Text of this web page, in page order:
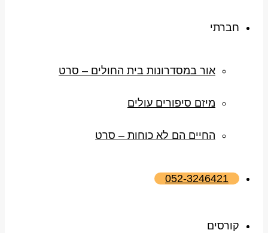
חברתי
אור במסדרונות בית החולים – סרט
מיזם סיפורים עולים
החיים הם לא כוחות – סרט
052-3246421
קורסים